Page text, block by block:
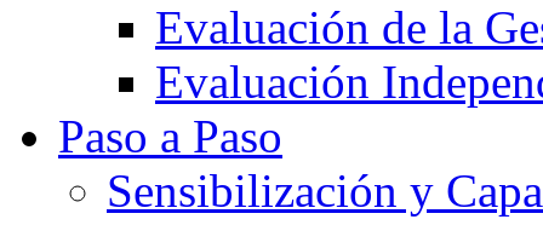
Evaluación de la
Evaluación
Paso a Paso
Sensibilización y